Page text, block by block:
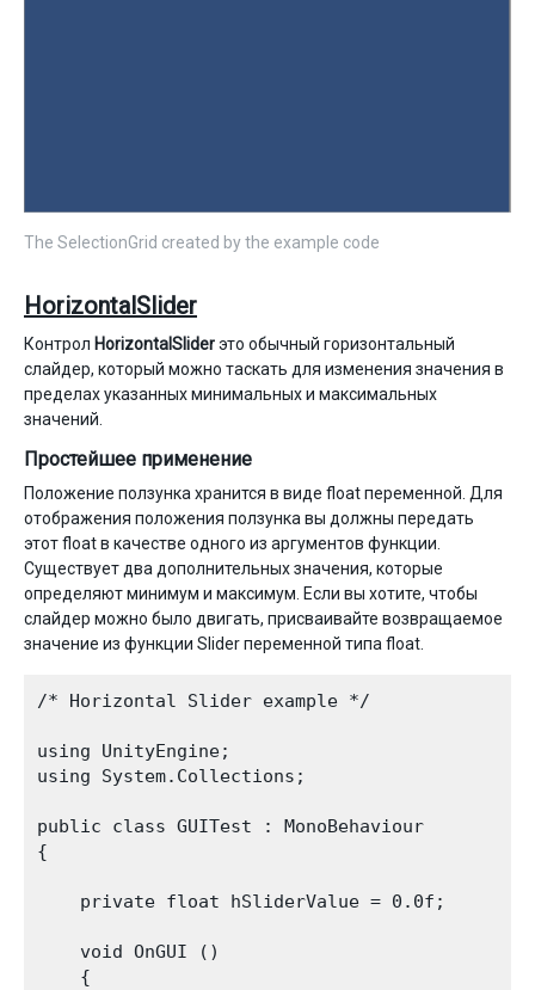
The SelectionGrid created by the example code
HorizontalSlider
Контрол HorizontalSliderэто обычный горизонтальный
слайдер, который можно таскать для изменения значения в
пределах указанных минимальных и максимальных
значений.
Простейшее применение
Положение ползунка хранится в виде float переменной. Для
отображения положения ползунка вы должны передать
этот float в качестве одного из аргументов функции.
Существует два дополнительных значения, которые
определяют минимум и максимум. Если вы хотите, чтобы
слайдер можно было двигать, присваивайте возвращаемое
значение из функции Slider переменной типа float.
/* Horizontal Slider example */
using UnityEngine;
using System.Collections;
public class GUITest : MonoBehaviour
{
    private float hSliderValue = 0.0f;
    void OnGUI ()
    {